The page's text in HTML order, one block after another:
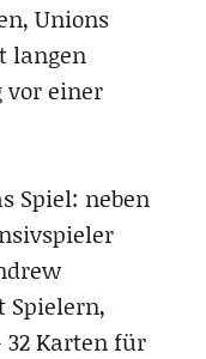
Unions
langen
vor einer
Spiel: neben
Spielern,
Karten für